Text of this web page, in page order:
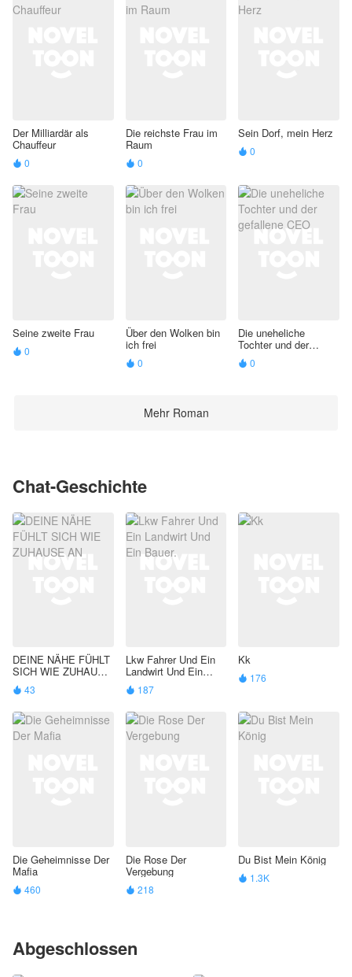
Der Milliardär als
Chauffeur
 0
Die reichste Frau im
Raum
 0
Sein Dorf, mein Herz
 0
Seine zweite Frau
 0
Über den Wolken bin
ich frei
 0
Die uneheliche
Tochter und der
gefallene CEO
 0
Mehr Roman
Chat-Geschichte
DEINE NÄHE FÜHLT
SICH WIE ZUHAUSE
AN
 43
Lkw Fahrer Und Ein
Landwirt Und Ein
Bauer.
 187
Kk
 176
Die Geheimnisse Der
Mafia
 460
Die Rose Der
Vergebung
 218
Du Bist Mein König
 1.3K
Abgeschlossen